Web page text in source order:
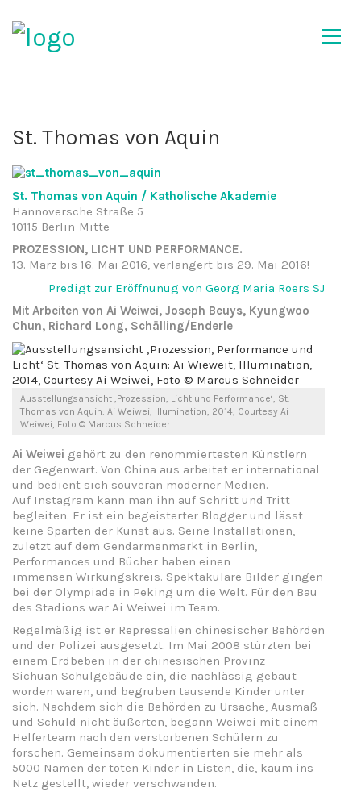
St. Thomas von Aquin
St. Thomas von Aquin / Katholische Akademie
Hannoversche Straße 5
10115 Berlin-Mitte
PROZESSION, LICHT UND PERFORMANCE.
13. März bis 16. Mai 2016, verlängert bis 29. Mai 2016!
Predigt zur Eröffnunug von Georg Maria Roers SJ
Mit Arbeiten von Ai Weiwei, Joseph Beuys, Kyungwoo
Chun, Richard Long, Schälling/Enderle
Ausstellungsansicht ‚Prozession, Licht und Performance‘, St.
Thomas von Aquin: Ai Weiwei, Illumination, 2014, Courtesy Ai
Weiwei, Foto © Marcus Schneider
Ai Weiwei gehört zu den renommiertesten Künstlern
der Gegenwart. Von China aus arbeitet er international
und bedient sich souverän moderner Medien.
Auf Instagram kann man ihn auf Schritt und Tritt
begleiten. Er ist ein begeisterter Blogger und lässt
keine Sparten der Kunst aus. Seine Installationen,
zuletzt auf dem Gendarmenmarkt in Berlin,
Performances und Bücher haben einen
immensen Wirkungskreis. Spektakuläre Bilder gingen
bei der Olympiade in Peking um die Welt. Für den Bau
des Stadions war Ai Weiwei im Team.
Regelmäßig ist er Repressalien chinesischer Behörden
und der Polizei ausgesetzt. Im Mai 2008 stürzten bei
einem Erdbeben in der chinesischen Provinz
Sichuan Schulgebäude ein, die nachlässig gebaut
worden waren, und begruben tausende Kinder unter
sich. Nachdem sich die Behörden zu Ursache, Ausmaß
und Schuld nicht äußerten, begann Weiwei mit einem
Helferteam nach den verstorbenen Schülern zu
forschen. Gemeinsam dokumentierten sie mehr als
5000 Namen der toten Kinder in Listen, die, kaum ins
Netz gestellt, wieder verschwanden.